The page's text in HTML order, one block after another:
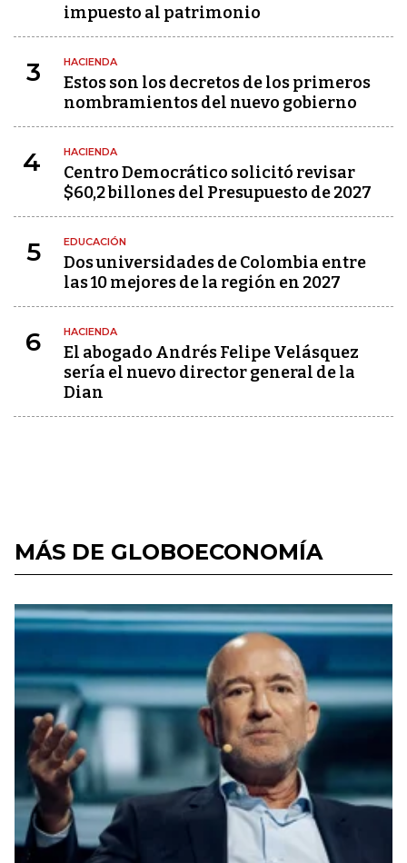
impuesto al patrimonio
3 HACIENDA
Estos son los decretos de los primeros
nombramientos del nuevo gobierno
4 HACIENDA
Centro Democrático solicitó revisar
$60,2 billones del Presupuesto de 2027
5 EDUCACIÓN
Dos universidades de Colombia entre
las 10 mejores de la región en 2027
6 HACIENDA
El abogado Andrés Felipe Velásquez
sería el nuevo director general de la
Dian
MÁS DE GLOBOECONOMÍA